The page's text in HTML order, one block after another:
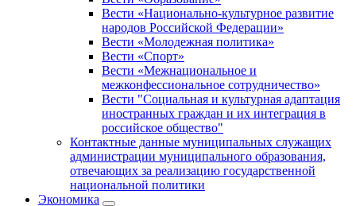
Вести «Национально-культурное развитие
народов Российской Федерации»
Вести «Молодежная политика»
Вести «Спорт»
Вести «Межнациональное и
межконфессиональное сотрудничество»
Вести "Социальная и культурная адаптация
иностранных граждан и их интеграция в
российское общество"
Контактные данные муниципальных служащих
администрации муниципального образования,
отвечающих за реализацию государственной
национальной политики
Экономика